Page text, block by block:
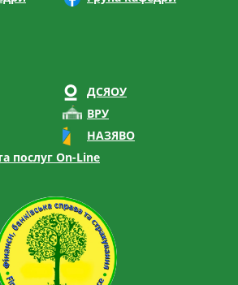
ДСЯОУ
ВРУ
НАЗЯВО
послуг On-Line